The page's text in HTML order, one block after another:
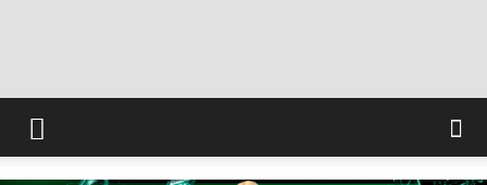
INFO